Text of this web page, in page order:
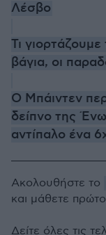
Λέσβο
Τι
βάγια, οι
Ο Μπάιντεν
δείπνο της
αντίπαλο ένα
Ακολουθήστε το
και μάθετε
Δείτε όλες τις